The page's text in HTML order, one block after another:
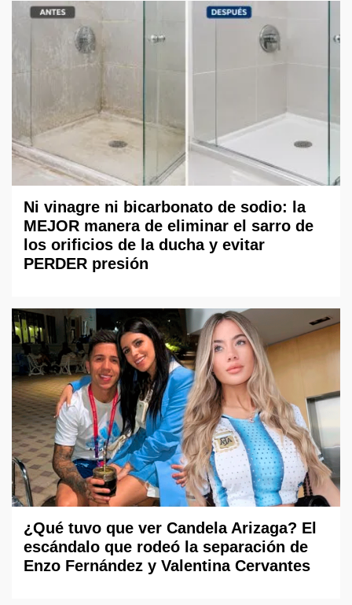
Ni vinagre ni bicarbonato de sodio: la
MEJOR manera de eliminar el sarro de
los orificios de la ducha y evitar
PERDER presión
¿Qué tuvo que ver Candela Arizaga? El
escándalo que rodeó la separación de
Enzo Fernández y Valentina Cervantes